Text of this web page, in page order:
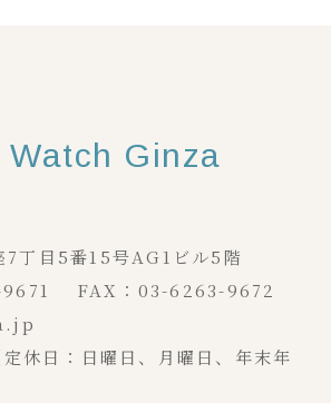
Watch Ginza
7丁目5番15号AG1ビル5階
9671 FAX：03-6263-9672
休日：日曜日、月曜日、年末年